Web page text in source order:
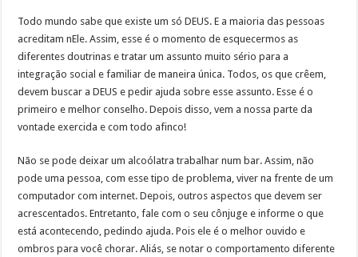
Todo mundo sabe que existe um só DEUS. E a maioria das pessoas
acreditam nEle. Assim, esse é o momento de esquecermos as
diferentes doutrinas e tratar um assunto muito sério para a
integração social e familiar de maneira única. Todos, os que crêem,
devem buscar a DEUS e pedir ajuda sobre esse assunto. Esse é o
primeiro e melhor conselho. Depois disso, vem a nossa parte da
vontade exercida e com todo afinco!
Não se pode deixar um alcoólatra trabalhar num bar. Assim, não
pode uma pessoa, com esse tipo de problema, viver na frente de um
computador com internet. Depois, outros aspectos que devem ser
acrescentados. Entretanto, fale com o seu cônjuge e informe o que
está acontecendo, pedindo ajuda. Pois ele é o melhor ouvido e
ombros para você chorar. Aliás, se notar o comportamento diferente